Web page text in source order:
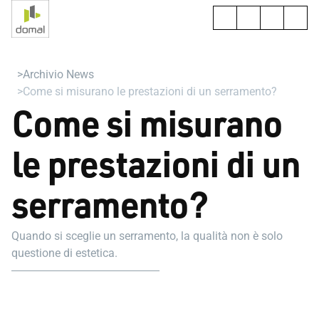
Archivio News
Come si misurano le prestazioni di un serramento?
Come si misurano
le prestazioni di un
serramento?
Quando si sceglie un serramento, la qualità non è solo
questione di estetica.